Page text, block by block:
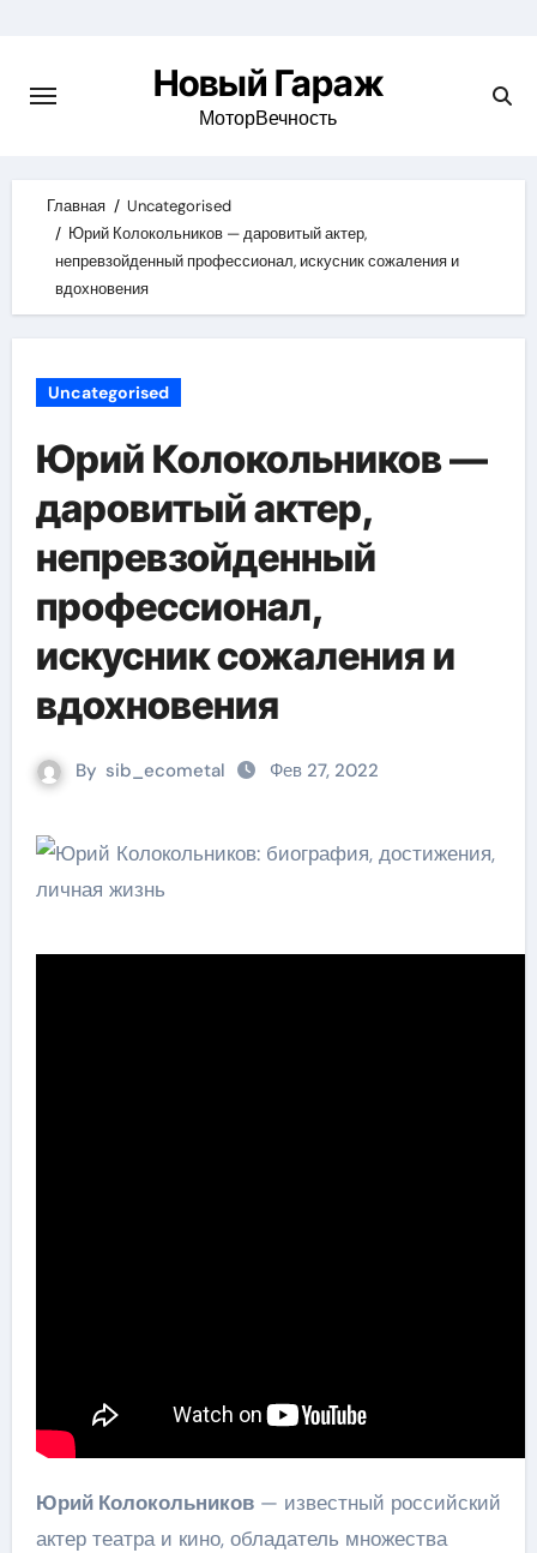
content
Новый Гараж
МоторВечность
Главная
Uncategorised
Юрий Колокольников — даровитый актер,
непревзойденный профессионал, искусник сожаления и
вдохновения
Uncategorised
Юрий Колокольников —
даровитый актер,
непревзойденный
профессионал,
искусник сожаления и
вдохновения
By sib_ecometal Фев 27, 2022
Юрий Колокольников— известный российский
актер театра и кино, обладатель множества